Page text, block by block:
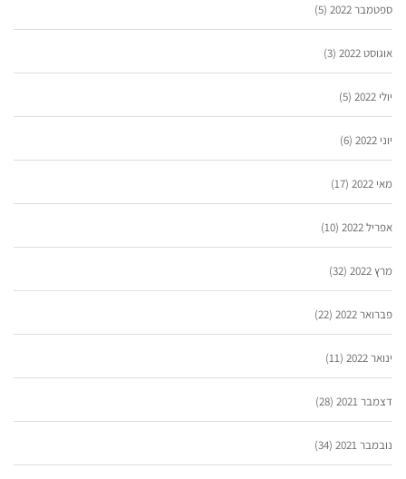
ספטמבר 2022 (5)
אוגוסט 2022 (3)
יולי 2022 (5)
יוני 2022 (6)
מאי 2022 (17)
אפריל 2022 (10)
מרץ 2022 (32)
פברואר 2022 (22)
ינואר 2022 (11)
דצמבר 2021 (28)
נובמבר 2021 (34)